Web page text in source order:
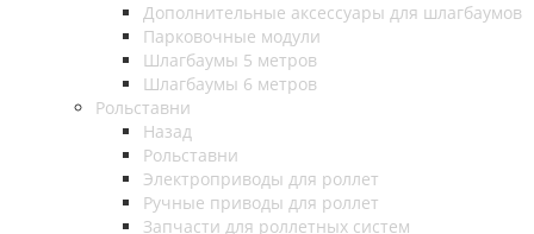
Дополнительные аксессуары для шлагбаумов
Парковочные модули
Шлагбаумы 5 метров
Шлагбаумы 6 метров
Рольставни
Назад
Рольставни
Электроприводы для роллет
Ручные приводы для роллет
Запчасти для роллетных систем